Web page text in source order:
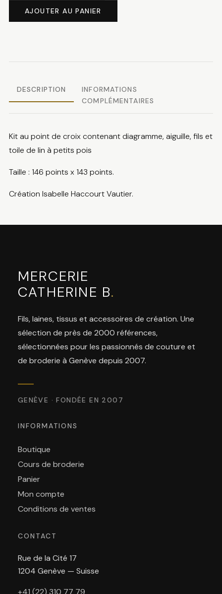
Joyeux
AJOUTER AU PANIER
DESCRIPTION
INFORMATIONS
COMPLÉMENTAIRES
Kit au point de croix contenant diagramme, aiguille, fils et
toile de lin à petits pois
Taille : 146 points x 143 points.
Création Isabelle Haccourt Vautier.
MERCERIE
CATHERINE B.
Fils, laines, tissus et accessoires de création. Une
sélection de près de 2000 références,
sélectionnées pour les passionnés de couture et
de broderie à Genève depuis 2007.
GENÈVE · FONDÉE EN 2007
INFORMATIONS
Boutique
Cours de broderie
Panier
Mon compte
Conditions de ventes
CONTACT
Rue de la Cité 17
1204 Genève — Suisse
+41 (22) 310 77 79